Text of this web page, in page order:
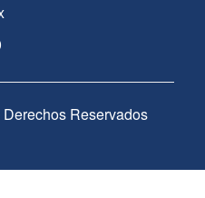
Reservados